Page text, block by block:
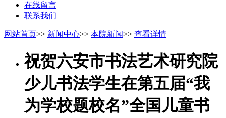
在线留言
联系我们
网站首页>> 新闻中心>> 本院新闻>> 查看详情
祝贺六安市书法艺术研究院
少儿书法学生在第五届“我
为学校题校名”全国儿童书